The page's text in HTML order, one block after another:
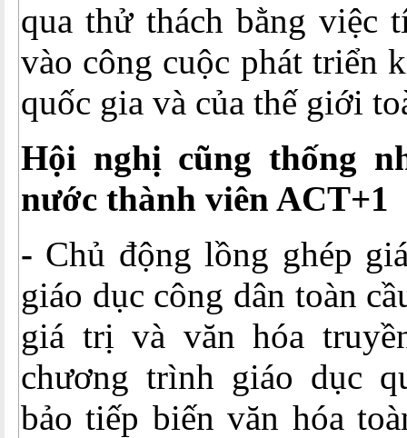
qua thử thách bằng việc
vào công cuộc phát triển
quốc gia và của thế giới
Hội nghị cũng thống
nước thành viên ACT+1
- Chủ động lồng ghép
giáo dục công dân toàn
giá trị và văn hóa
chương trình giáo dục
bảo tiếp biến văn hóa